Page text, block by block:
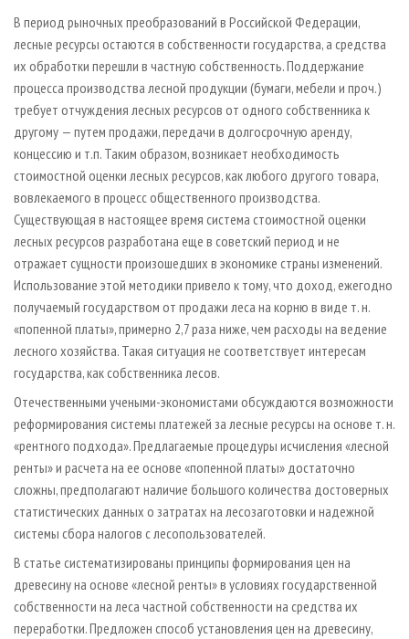
ПРОИЗВОДСТВО ДРЕВЕСНЫХ ПЛИТ
ДЕРЕВЯННОЕ ДОМОСТРОЕНИЕ
ПРОИЗВОДСТВО МЕБЕЛИ
БИОЭНЕРГЕТИКА
ЦБП
ИНСТРУМЕНТ И МАТЕРИАЛЫ
МОБИЛЬНЫЕ ВЫСТАВКИ
ОФИЦИАЛЬНЫЕ ДЕЛЕГАЦИИ
ПРИОРИТЕТНЫЕ ИНВЕСТПРОЕКТЫ
RUSSIAN FORESTRY REVIEW
ГАЗЕТА ЛЕСПРОМФОРУМ
БИБЛИОТЕКА СПЕЦИАЛИСТА
КОНТАКТЫ
РЕКЛАМА
РЕКЛАМА НА САЙТЕ
В период рыночных преобразований в Российской Федерации,
лесные ресурсы остаются в собственности государства, а средства
их обработки перешли в частную собственность. Поддержание
процесса производства лесной продукции (бумаги, мебели и проч.)
требует отчуждения лесных ресурсов от одного собственника к
другому — путем продажи, передачи в долгосрочную аренду,
концессию и т.п. Таким образом, возникает необходимость
стоимостной оценки лесных ресурсов, как любого другого товара,
вовлекаемого в процесс общественного производства.
Существующая в настоящее время система стоимостной оценки
лесных ресурсов разработана еще в советский период и не
отражает сущности произошедших в экономике страны изменений.
Использование этой методики привело к тому, что доход, ежегодно
получаемый государством от продажи леса на корню в виде т. н.
«попенной платы», примерно 2,7 раза ниже, чем расходы на ведение
лесного хозяйства. Такая ситуация не соответствует интересам
государства, как собственника лесов.
Отечественными учеными-экономистами обсуждаются возможности
реформирования системы платежей за лесные ресурсы на основе т. н.
«рентного подхода». Предлагаемые процедуры исчисления «лесной
ренты» и расчета на ее основе «попенной платы» достаточно
сложны, предполагают наличие большого количества достоверных
статистических данных о затратах на лесозаготовки и надежной
системы сбора налогов с лесопользователей.
В статье систематизированы принципы формирования цен на
древесину на основе «лесной ренты» в условиях государственной
собственности на леса частной собственности на средства их
переработки. Предложен способ установления цен на древесину,